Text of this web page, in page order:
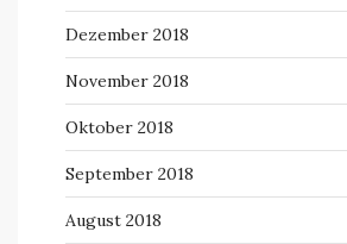
Dezember 2018
November 2018
Oktober 2018
September 2018
August 2018